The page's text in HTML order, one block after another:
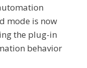
mode is now
the plug-in
behavior